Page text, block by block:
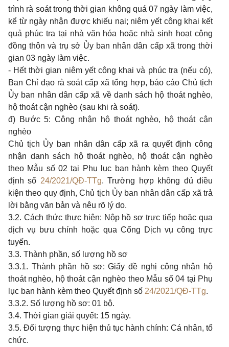
trình rà soát trong thời gian không quá 07 ngày làm việc,
kể từ ngày nhận được khiếu nại; niêm yết công khai kết
quả phúc tra tại nhà văn hóa hoặc nhà sinh hoạt cộng
đồng thôn và trụ sở Ủy ban nhân dân cấp xã trong thời
gian 03 ngày làm việc.
- Hết thời gian niêm yết công khai và phúc tra (nếu có),
Ban Chỉ đạo rà soát cấp xã tổng hợp, báo cáo Chủ tịch
Ủy ban nhân dân cấp xã về danh sách hộ thoát nghèo,
hộ thoát cận nghèo (sau khi rà soát).
đ) Bước 5: Công nhận hộ thoát nghèo, hộ thoát cận
nghèo
Chủ tịch Ủy ban nhân dân cấp xã ra quyết định công
nhận danh sách hộ thoát nghèo, hộ thoát cận nghèo
theo Mẫu số 02 tại Phụ lục ban hành kèm theo Quyết
định số 24/2021/QĐ-TTg. Trường hợp không đủ điều
kiện theo quy định, Chủ tịch Ủy ban nhân dân cấp xã trả
lời bằng văn bản và nêu rõ lý do.
3.2. Cách thức thực hiện: Nộp hồ sơ trực tiếp hoặc qua
dịch vụ bưu chính hoặc qua Cổng Dịch vụ công trực
tuyến.
3.3. Thành phần, số lượng hồ sơ
3.3.1. Thành phần hồ sơ: Giấy đề nghị công nhận hộ
thoát nghèo, hộ thoát cận nghèo theo Mẫu số 04 tại Phụ
lục ban hành kèm theo Quyết định số 24/2021/QĐ-TTg.
3.3.2. Số lượng hồ sơ: 01 bộ.
3.4. Thời gian giải quyết: 15 ngày.
3.5. Đối tượng thực hiện thủ tục hành chính: Cá nhân, tổ
chức.